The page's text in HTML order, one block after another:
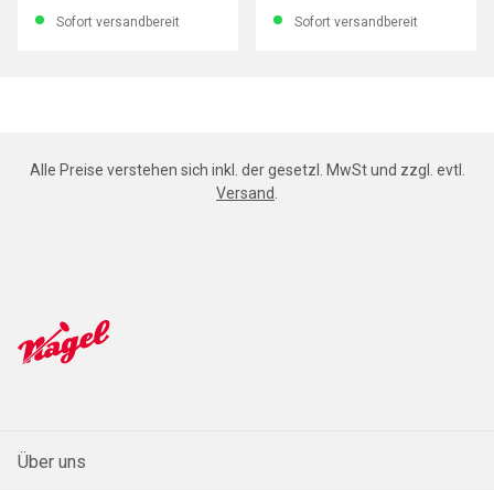
Sofort versandbereit Sofort versandbereit
Alle Preise verstehen sich inkl. der gesetzl. MwSt und zzgl. evtl.
Versand
Über uns